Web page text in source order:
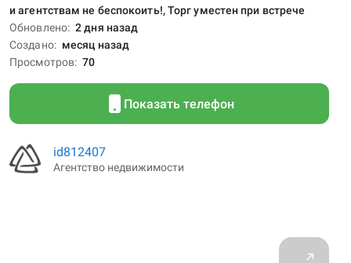
и агентствам не беспокоить!, Торг уместен при встрече
Обновлено
2 дня назад
Создано
месяц назад
Просмотров
70
Показать телефон
id812407
Агентство недвижимости